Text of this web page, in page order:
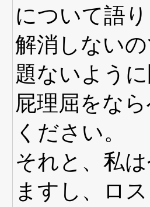
について語
解消しない
題ないよう
屁理屈をな
ください。
それと、私
ますし、ロ